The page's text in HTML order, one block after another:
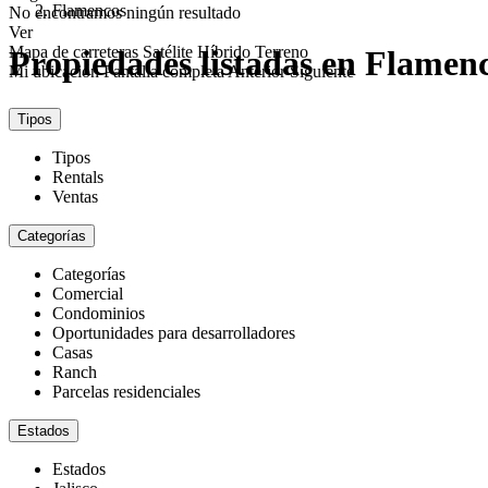
No encontramos ningún resultado
Ver
Mapa de carreteras Satélite Híbrido Terreno
Mi ubicación Pantalla completaAnterior Siguiente
Flamencos
Propiedades listadas en
Tipos
Tipos
Rentals
Ventas
Categorías
Categorías
Comercial
Condominios
Oportunidades para desarrolladores
Casas
Ranch
Parcelas residenciales
Estados
Estados